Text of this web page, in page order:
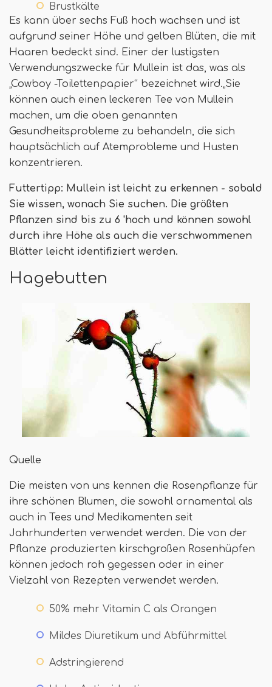
Brustkälte
Es kann über sechs Fuß hoch wachsen und ist
aufgrund seiner Höhe und gelben Blüten, die mit
Haaren bedeckt sind. Einer der lustigsten
Verwendungszwecke für Mullein ist das, was als
„Cowboy -Toilettenpapier“ bezeichnet wird.„Sie
können auch einen leckeren Tee von Mullein
machen, um die oben genannten
Gesundheitsprobleme zu behandeln, die sich
hauptsächlich auf Atemprobleme und Husten
konzentrieren.
Futtertipp: Mullein ist leicht zu erkennen - sobald
Sie wissen, wonach Sie suchen. Die größten
Pflanzen sind bis zu 6 'hoch und können sowohl
durch ihre Höhe als auch die verschwommenen
Blätter leicht identifiziert werden.
Hagebutten
Quelle
Die meisten von uns kennen die Rosenpflanze für
ihre schönen Blumen, die sowohl ornamental als
auch in Tees und Medikamenten seit
Jahrhunderten verwendet werden. Die von der
Pflanze produzierten kirschgroßen Rosenhüpfen
können jedoch roh gegessen oder in einer
Vielzahl von Rezepten verwendet werden.
50% mehr Vitamin C als Orangen
Mildes Diuretikum und Abführmittel
Adstringierend